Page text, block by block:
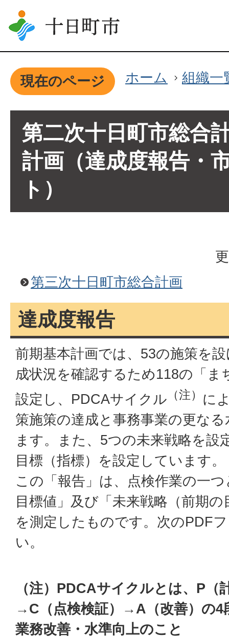
現在のページ ホーム 組織一
第二次十日町市総合
計画（達成度報告・
ト）
第三次十日町市総合計画
達成度報告
前期基本計画では、53の施策を
成状況を確認するため118の「ま
設定し、PDCAサイクル （注） に
策施策の達成と事務事業の更な
ます。また、5つの未来戦略を設
目標（指標）を設定しています。
この「報告」は、点検作業の一
目標値」及び「未来戦略（前期
を測定したものです。次のPDF
い。
（注）PDCAサイクルとは、P
→C（点検検証）→A（改善）の4
業務改善・水準向上のこと